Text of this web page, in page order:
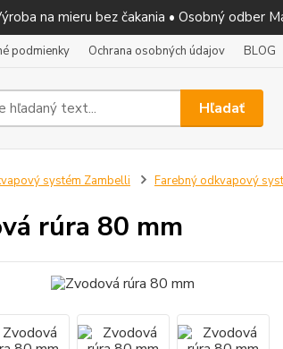
na mieru bez čakania • Osobný odber
podmienky Ochrana osobných údajov BLOG
Hľadať
systém Zambelli Farebný odkvapový
rúra 80 mm